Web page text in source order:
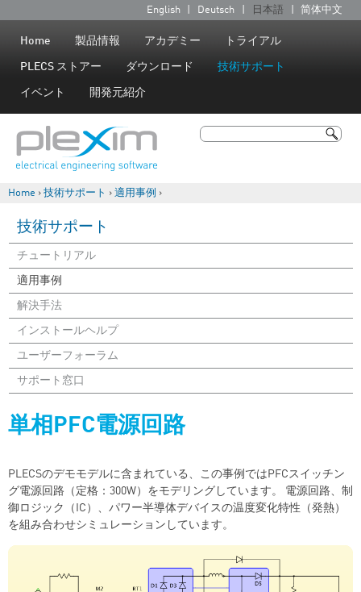
Jump to navigation
言
語
English Deutsch 日本語 简体中文
Home 製品情報 アカデミー トライアル
PLECS ストアー ダウンロード 技術サポート
イベント 開発元紹介
検索
現在地
Home › 技術サポート › 適用事例 ›
技術サポート
チュートリアル
適用事例
解決手法
インストールヘルプ
ユーザーフォーラム
サポート窓口
単相PFC電源回路
PLECSのデモモデルに含まれている、この事例ではPFCスイッチン
グ電源回路（定格：300W）をモデリングしています。 電源回路、制
御ロジック（IC）、パワー半導体デバイスの温度変化特性（発熱）
を組み合わせシミュレーションしています。